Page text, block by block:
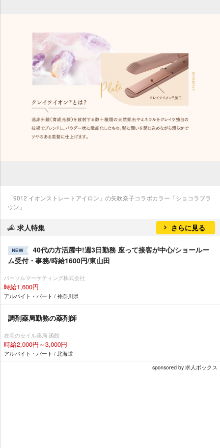
「9012 イオンストレートアイロン」の矢吹奈子コラボカラー「ショコラブラ
ウン」
求人特集 さらに見る
NEW
40代の方活躍中!週3日勤務 座って接客が中心/ショールー
ム受付・事務/時給1600円/東山田
パーソルマーケティング株式会社
時給1,600円
アルバイト・パート / 神奈川県
調剤薬局勤務の薬剤師
在宅のセイル薬局 函館
時給2,000円～3,000円
アルバイト・パート / 北海道
sponsored by 求人ボックス